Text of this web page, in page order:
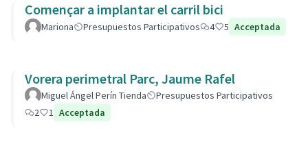
Començar a implantar el carril bici
Mariona Presupuestos Participativos 4 5 Acceptada
Vorera perimetral Parc, Jaume Rafel
Miguel Ángel Perín Tienda
Presupuestos Participativos
2
1 Acceptada